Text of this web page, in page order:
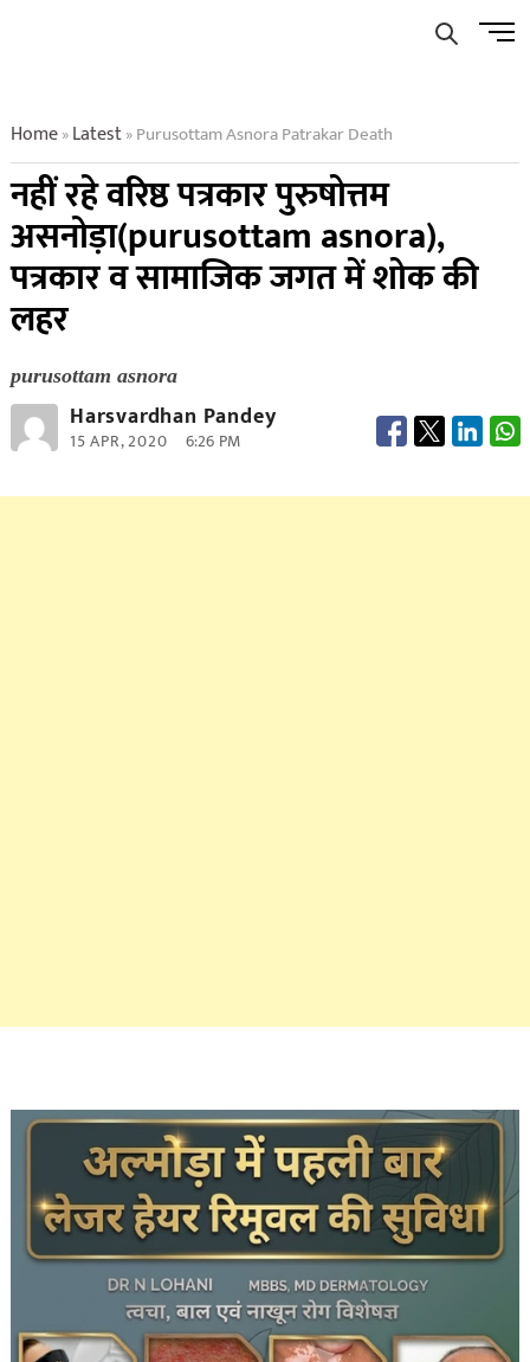
Menu
Home»Latest»Purusottam Asnora Patrakar Death
नहीं रहे वरिष्ठ पत्रकार पुरुषोत्तम
असनोड़ा(purusottam asnora),
पत्रकार व सामाजिक जगत में शोक की
लहर
purusottam asnora
Harsvardhan Pandey
15 APR, 2020 6:26 PM